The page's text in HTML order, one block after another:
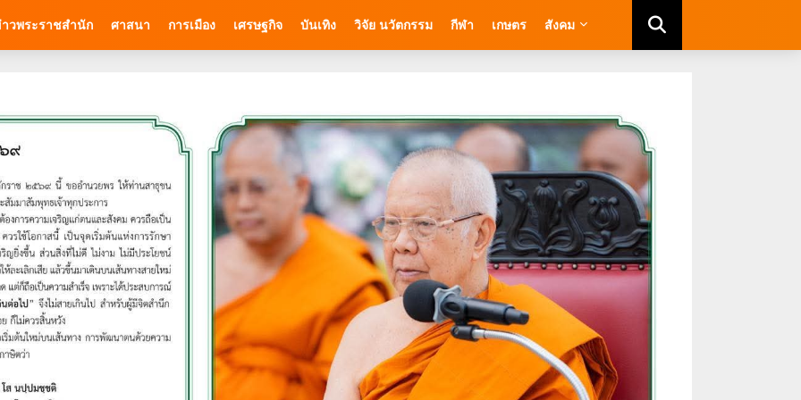
วพระราชสำนัก ศาสนา การเมือง เศรษฐกิจ บันเทิง วิจัย นวัตกรรม กีฬา เกษตร สังคม